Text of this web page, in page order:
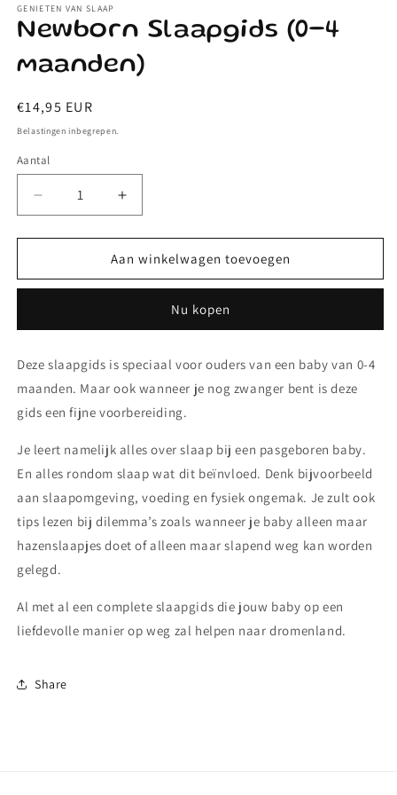
openen
in
modaal
GENIETEN VAN SLAAP
Newborn Slaapgids (0-4
maanden)
Normale
prijs
€14,95 EUR
Belastingen inbegrepen.
Aantal
Aantal
verlagen
voor
Slaapgids
maanden)
Aantal
verhogen
voor
Newborn
Slaapgids
maanden)
Aan winkelwagen toevoegen
Nu kopen
Deze slaapgids is speciaal voor ouders van een baby van 0-4
maanden. Maar ook wanneer je nog zwanger bent is deze
gids een fijne voorbereiding.
Je leert namelijk alles over slaap bij een pasgeboren baby.
En alles rondom slaap wat dit beïnvloed. Denk bijvoorbeeld
aan slaapomgeving, voeding en fysiek ongemak. Je zult ook
tips lezen bij dilemma’s zoals wanneer je baby alleen maar
hazenslaapjes doet of alleen maar slapend weg kan worden
gelegd.
Al met al een complete slaapgids die jouw baby op een
liefdevolle manier op weg zal helpen naar dromenland.
Share